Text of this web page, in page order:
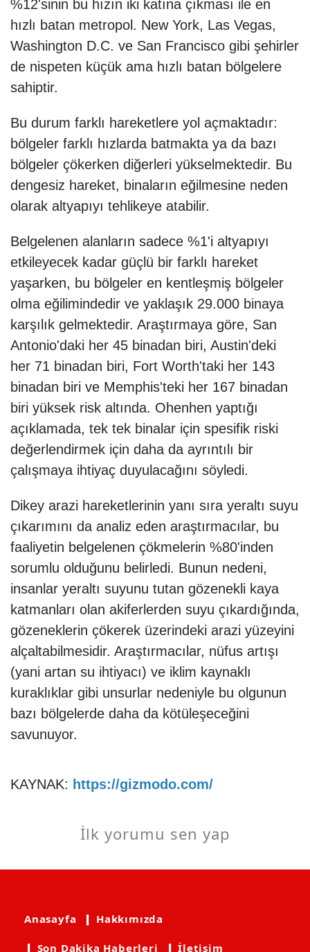
%12'sinin bu hızın iki katına çıkması ile en
hızlı batan metropol. New York, Las Vegas,
Washington D.C. ve San Francisco gibi şehirler
de nispeten küçük ama hızlı batan bölgelere
sahiptir.
Bu durum farklı hareketlere yol açmaktadır:
bölgeler farklı hızlarda batmakta ya da bazı
bölgeler çökerken diğerleri yükselmektedir. Bu
dengesiz hareket, binaların eğilmesine neden
olarak altyapıyı tehlikeye atabilir.
Belgelenen alanların sadece %1'i altyapıyı
etkileyecek kadar güçlü bir farklı hareket
yaşarken, bu bölgeler en kentleşmiş bölgeler
olma eğilimindedir ve yaklaşık 29.000 binaya
karşılık gelmektedir. Araştırmaya göre, San
Antonio'daki her 45 binadan biri, Austin'deki
her 71 binadan biri, Fort Worth'taki her 143
binadan biri ve Memphis'teki her 167 binadan
biri yüksek risk altında. Ohenhen yaptığı
açıklamada, tek tek binalar için spesifik riski
değerlendirmek için daha da ayrıntılı bir
çalışmaya ihtiyaç duyulacağını söyledi.
Dikey arazi hareketlerinin yanı sıra yeraltı suyu
çıkarımını da analiz eden araştırmacılar, bu
faaliyetin belgelenen çökmelerin %80'inden
sorumlu olduğunu belirledi. Bunun nedeni,
insanlar yeraltı suyunu tutan gözenekli kaya
katmanları olan akiferlerden suyu çıkardığında,
gözeneklerin çökerek üzerindeki arazi yüzeyini
alçaltabilmesidir. Araştırmacılar, nüfus artışı
(yani artan su ihtiyacı) ve iklim kaynaklı
kuraklıklar gibi unsurlar nedeniyle bu olgunun
bazı bölgelerde daha da kötüleşeceğini
savunuyor.
KAYNAK: https://gizmodo.com/
İlk yorumu sen yap
Anasayfa ❙ Hakkımızda
❙ Son Dakika Haberleri ❙ İletişim